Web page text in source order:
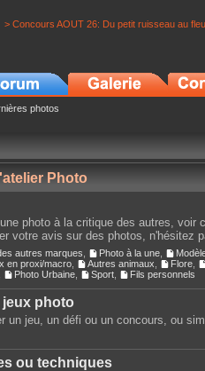
> Concours AOUT 26: Du petit ruisseau au
photos
Photo
photo à la critique des autres, voir
votre avis sur des photos, n'hésitez
autres marques Photo à la une
en proxi/macro Autres animaux Flore
Photo Urbaine Sport Fils personnels
photo
un jeu, un défi ou un concours, ou
ou techniques